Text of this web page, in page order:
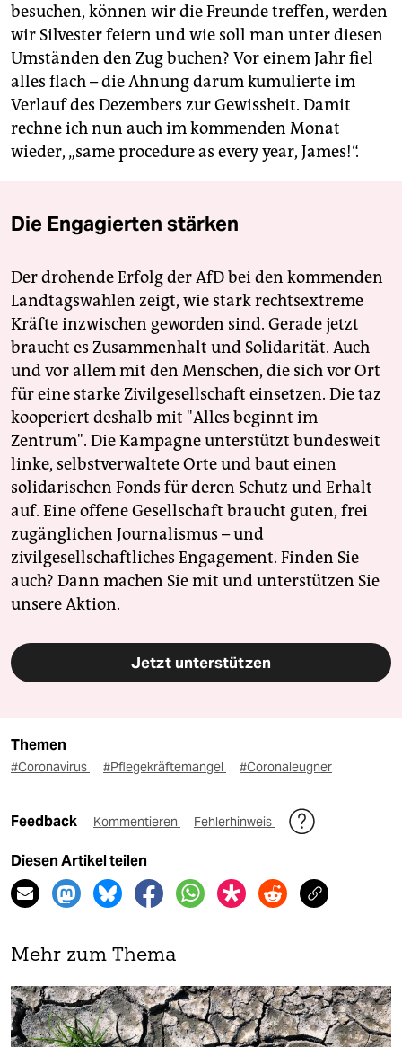
besuchen, können wir die Freunde treffen, werden
wir Silvester feiern und wie soll man unter diesen
Umständen den Zug buchen? Vor einem Jahr fiel
alles flach – die Ahnung darum kumulierte im
Verlauf des Dezembers zur Gewissheit. Damit
rechne ich nun auch im kommenden Monat
wieder, „same procedure as every year, James!“.
Die Engagierten stärken
Der drohende Erfolg der AfD bei den kommenden
Landtagswahlen zeigt, wie stark rechtsextreme
Kräfte inzwischen geworden sind. Gerade jetzt
braucht es Zusammenhalt und Solidarität. Auch
und vor allem mit den Menschen, die sich vor Ort
für eine starke Zivilgesellschaft einsetzen. Die taz
kooperiert deshalb mit "Alles beginnt im
Zentrum". Die Kampagne unterstützt bundesweit
linke, selbstverwaltete Orte und baut einen
solidarischen Fonds für deren Schutz und Erhalt
auf. Eine offene Gesellschaft braucht guten, frei
zugänglichen Journalismus – und
zivilgesellschaftliches Engagement. Finden Sie
auch? Dann machen Sie mit und unterstützen Sie
unsere Aktion.
Jetzt unterstützen
Themen
#Coronavirus #Pflegekräftemangel #Coronaleugner
Feedback Kommentieren Fehlerhinweis
Diesen Artikel teilen
Mehr zum Thema